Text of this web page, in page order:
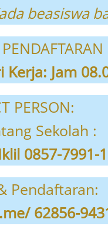
beasiswa
Kerja: Jam
PERSON:
Sekolah :
0857-7991-
Pendaftaran:
62856-